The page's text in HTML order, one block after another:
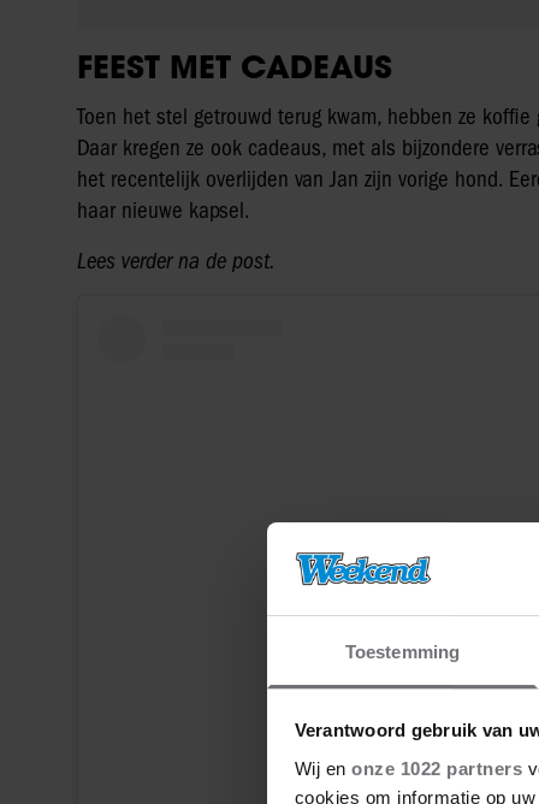
Toestemming
Verantwoord gebruik van
Wij en onze 1022 partners
cookies om informatie op
FEEST MET CADEAUS
Toen het stel getrouwd terug kwam, hebben ze
Daar kregen ze ook cadeaus, met als bijzondere
het recentelijk overlijden van Jan zijn vorige hond.
haar nieuwe kapsel.
Lees verder na de post.
Dit bericht op Instagram bekijken